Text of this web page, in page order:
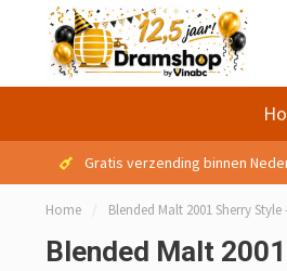
Gratis verzending binnen
Home / Blended Malt 2001 Sherry
Blended Malt